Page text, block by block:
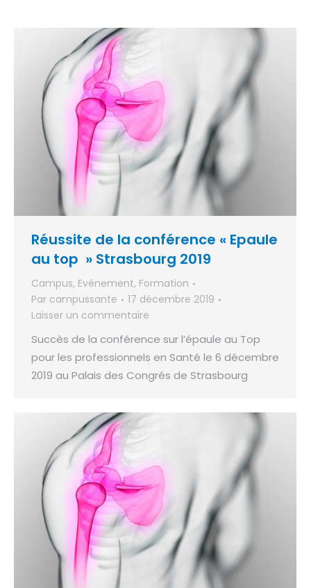
Réussite de la conférence « Epaule
au top » Strasbourg 2019
Campus, Evénement, Formation
Par campussante
17 décembre 2019
Laisser un commentaire
Succès de la conférence sur l’épaule au Top
pour les professionnels en Santé le 6 décembre
2019 au Palais des Congrés de Strasbourg